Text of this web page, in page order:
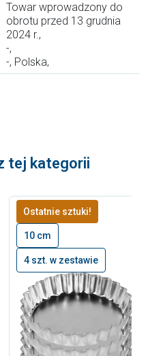
Towar wprowadzony do
obrotu przed 13 grudnia
2024 r.,
-,
-, Polska,
tej kategorii
Ostatnie sztuki!
10 cm
4 szt. w zestawie